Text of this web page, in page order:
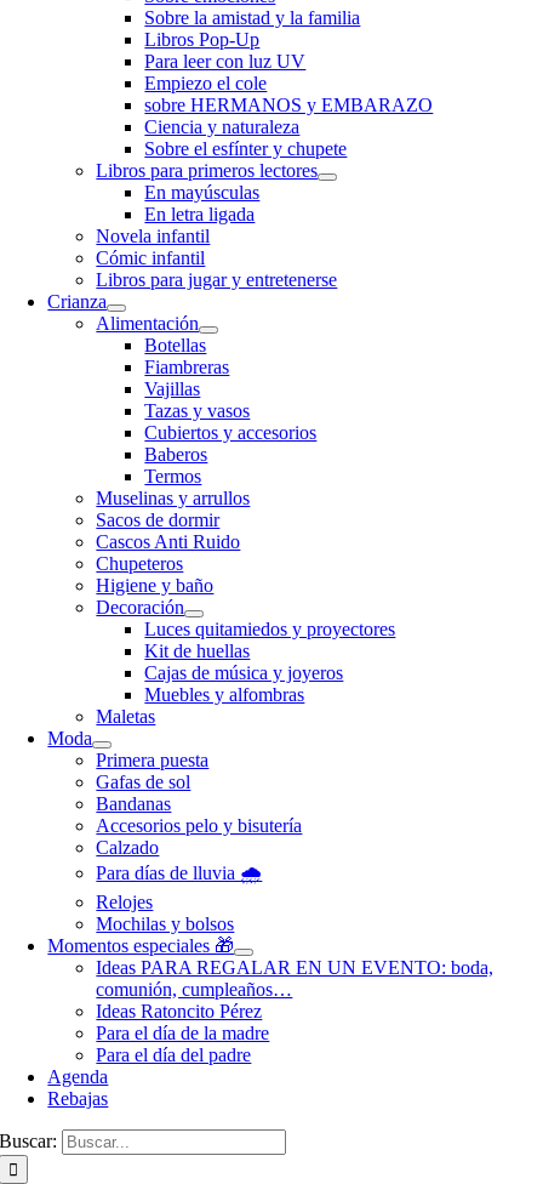
Sobre la amistad y la familia
Libros Pop-Up
Para leer con luz UV
Empiezo el cole
sobre HERMANOS y EMBARAZO
Ciencia y naturaleza
Sobre el esfínter y chupete
Libros para primeros lectores
En mayúsculas
En letra ligada
Novela infantil
Cómic infantil
Libros para jugar y entretenerse
Crianza
Alimentación
Botellas
Fiambreras
Vajillas
Tazas y vasos
Cubiertos y accesorios
Baberos
Termos
Muselinas y arrullos
Sacos de dormir
Cascos Anti Ruido
Chupeteros
Higiene y baño
Decoración
Luces quitamiedos y proyectores
Kit de huellas
Cajas de música y joyeros
Muebles y alfombras
Maletas
Moda
Primera puesta
Gafas de sol
Bandanas
Accesorios pelo y bisutería
Calzado
Para días de lluvia 🌧️
Relojes
Mochilas y bolsos
Momentos especiales 🎁
Ideas PARA REGALAR EN UN EVENTO: boda,
comunión, cumpleaños…
Ideas Ratoncito Pérez
Para el día de la madre
Para el día del padre
Agenda
Rebajas
Buscar: